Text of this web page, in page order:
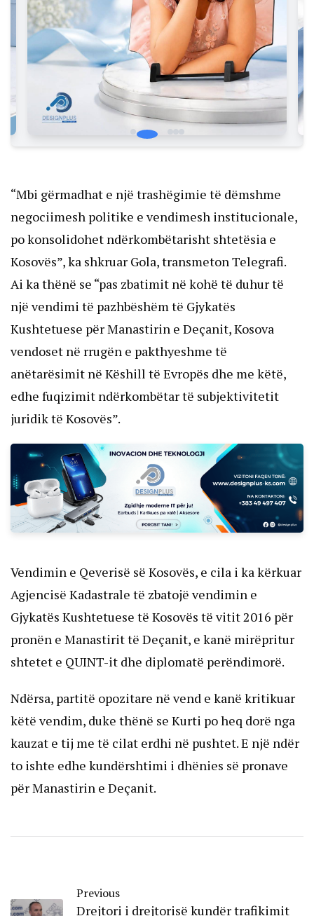
“Mbi gërmadhat e një trashëgimie të dëmshme
negociimesh politike e vendimesh institucionale,
po konsolidohet ndërkombëtarisht shtetësia e
Kosovës”, ka shkruar Gola, transmeton Telegrafi.
Ai ka thënë se “pas zbatimit në kohë të duhur të
një vendimi të pazhbëshëm të Gjykatës
Kushtetuese për Manastirin e Deçanit, Kosova
vendoset në rrugën e pakthyeshme të
anëtarësimit në Këshill të Evropës dhe me këtë,
edhe fuqizimit ndërkombëtar të subjektivitetit
juridik të Kosovës”.
Vendimin e Qeverisë së Kosovës, e cila i ka kërkuar
Agjencisë Kadastrale të zbatojë vendimin e
Gjykatës Kushtetuese të Kosovës të vitit 2016 për
pronën e Manastirit të Deçanit, e kanë mirëpritur
shtetet e QUINT-it dhe diplomatë perëndimorë.
Ndërsa, partitë opozitare në vend e kanë kritikuar
këtë vendim, duke thënë se Kurti po heq dorë nga
kauzat e tij me të cilat erdhi në pushtet. E një ndër
to ishte edhe kundërshtimi i dhënies së pronave
për Manastirin e Deçanit.
Previous
Drejtori i drejtorisë kundër trafikimit